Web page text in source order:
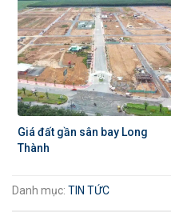
Giá đất gần sân bay Long
Thành
Danh mục: TIN TỨC